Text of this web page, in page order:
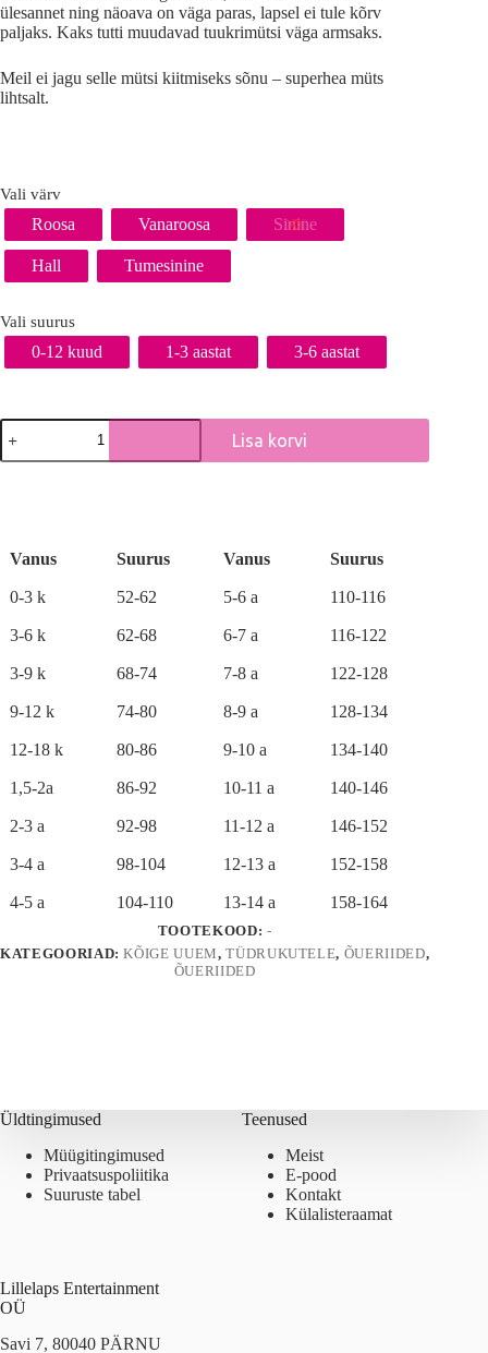
ülesannet ning näoava on väga paras, lapsel ei tule kõrv
paljaks. Kaks tutti muudavad tuukrimütsi väga armsaks.
Meil ei jagu selle mütsi kiitmiseks sõnu – superhea müts
lihtsalt.
Vali värv
Roosa Vanaroosa Sinine
Hall Tumesinine
Vali suurus
0-12 kuud 1-3 aastat 3-6 aastat
Luksuslik
meriino-
villast
kogus
Lisa korvi
Vanus Suurus Vanus Suurus
0-3 k 52-62 5-6 a 110-116
3-6 k 62-68 6-7 a 116-122
3-9 k 68-74 7-8 a 122-128
9-12 k 74-80 8-9 a 128-134
12-18 k 80-86 9-10 a 134-140
1,5-2a 86-92 10-11 a 140-146
2-3 a 92-98 11-12 a 146-152
3-4 a 98-104 12-13 a 152-158
4-5 a 104-110 13-14 a 158-164
TOOTEKOOD: -
KATEGOORIAD:KÕIGE UUEM,TÜDRUKUTELE, ÕUERIIDED,
ÕUERIIDED
Üldtingimused
Müügitingimused
Privaatsuspoliitika
Suuruste tabel
Teenused
Meist
E-pood
Kontakt
Külalisteraamat
Lillelaps Entertainment
OÜ
Savi 7, 80040 PÄRNU